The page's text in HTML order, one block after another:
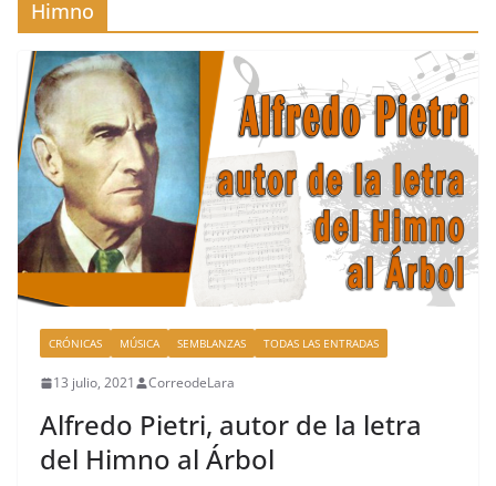
Himno
CRÓNICAS MÚSICA SEMBLANZAS TODAS LAS ENTRADAS
13 julio, 2021 CorreodeLara
Alfredo Pietri, autor de la letra
del Himno al Árbol